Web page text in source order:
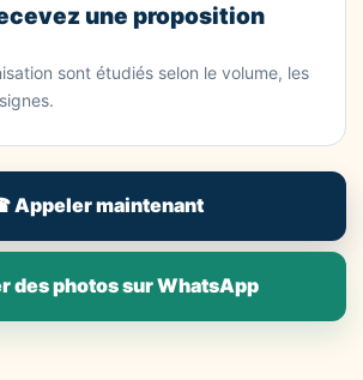
une proposition
sont étudiés selon le volume, les
Appeler maintenant
des photos sur WhatsApp